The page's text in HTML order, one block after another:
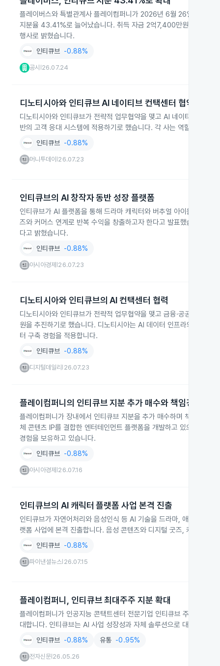
플레이버스와 특별관계사 플레이컴퍼니가 2026년 6월 26일부터
지분율 43.41%로 늘어났습니다. 취득 자금 2억7,400만원은 플레이
행사로 밝혔습니다.
인티큐브 -0.88%
공시 26.07.24
디노티시아와 인티큐브 AI 네이티브 컨택센터 협약
디노티시아와 인티큐브가 전략적 업무협약을 맺고 AI 네이티브 컨택
반의 고객 응대 시스템에 적용하기로 했습니다. 각 사는 역할 분담을
인티큐브 -0.88%
머니투데이 26.07.23
인티큐브의 AI 창작자 동반 성장 플랫폼
인티큐브가 AI 플랫폼을 통해 드라마 캐릭터와 버추얼 아이돌 등 자
즈와 커머스 연계로 반복 수익을 창출하고자 한다고 발표했습니다.
다고 밝혔습니다.
인티큐브 -0.88%
아시아경제 26.07.23
디노티시아와 인티큐브의 AI 컨택센터 협력
디노티시아와 인티큐브가 전략적 업무협약을 맺고 금융·공공·통신·
원을 추진하기로 했습니다. 디노티시아는 AI 데이터 인프라와 한국어
터 구축 경험을 적용합니다.
인티큐브 -0.88%
디지털데일리 26.07.23
플레이컴퍼니의 인티큐브 지분 추가 매수와 책임경영 의지
플레이컴퍼니가 장내에서 인티큐브 지분을 추가 매수하며 책임경영
체 콘텐츠 IP를 결합한 엔터테인먼트 플랫폼을 개발하고 있으며 약
경험을 보유하고 있습니다.
인티큐브 -0.88%
아시아경제 26.07.16
인티큐브의 AI 캐릭터 플랫폼 사업 본격 진출
인티큐브가 자연어처리와 음성인식 등 AI 기술을 드라마, 애니메이션
랫폼 사업에 본격 진출합니다. 음성 콘텐츠와 디지털 굿즈, 커머스, 라
인티큐브 -0.88%
파이낸셜뉴스 26.07.15
플레이컴퍼니, 인티큐브 최대주주 지분 확대
플레이컴퍼니가 인공지능 콘택트센터 전문기업 인티큐브 주식 15만
대합니다. 인티큐브는 AI 사업 성장성과 자체 솔루션으로 대형 고객사
인티큐브 -0.88% 유통 -0.95%
전자신문 26.05.26